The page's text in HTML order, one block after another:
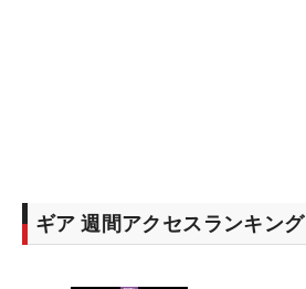
ギア 週間アクセスランキング